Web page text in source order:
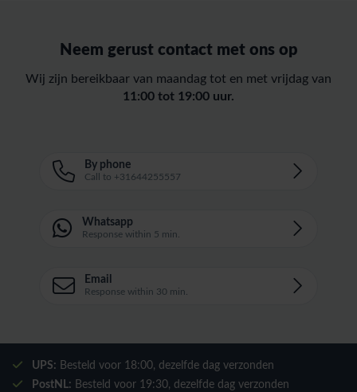
Neem gerust contact met ons op
Wij zijn bereikbaar van maandag tot en met vrijdag van
11:00 tot 19:00 uur.
By phone
Call to +31644255557
Whatsapp
Response within 5 min.
Email
Response within 30 min.
UPS: Besteld voor 18:00, dezelfde dag verzonden
PostNL: Besteld voor 19:30, dezelfde dag verzonden